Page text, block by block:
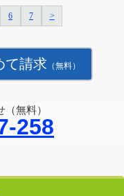
6 7 >
て請求 （無料）
無料）
258